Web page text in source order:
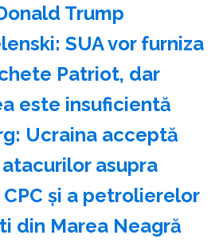
Trump
SUA vor furniza
Patriot, dar
este insuficientă
Ucraina acceptă
asupra
şi a petrolierelor
din Marea Neagră